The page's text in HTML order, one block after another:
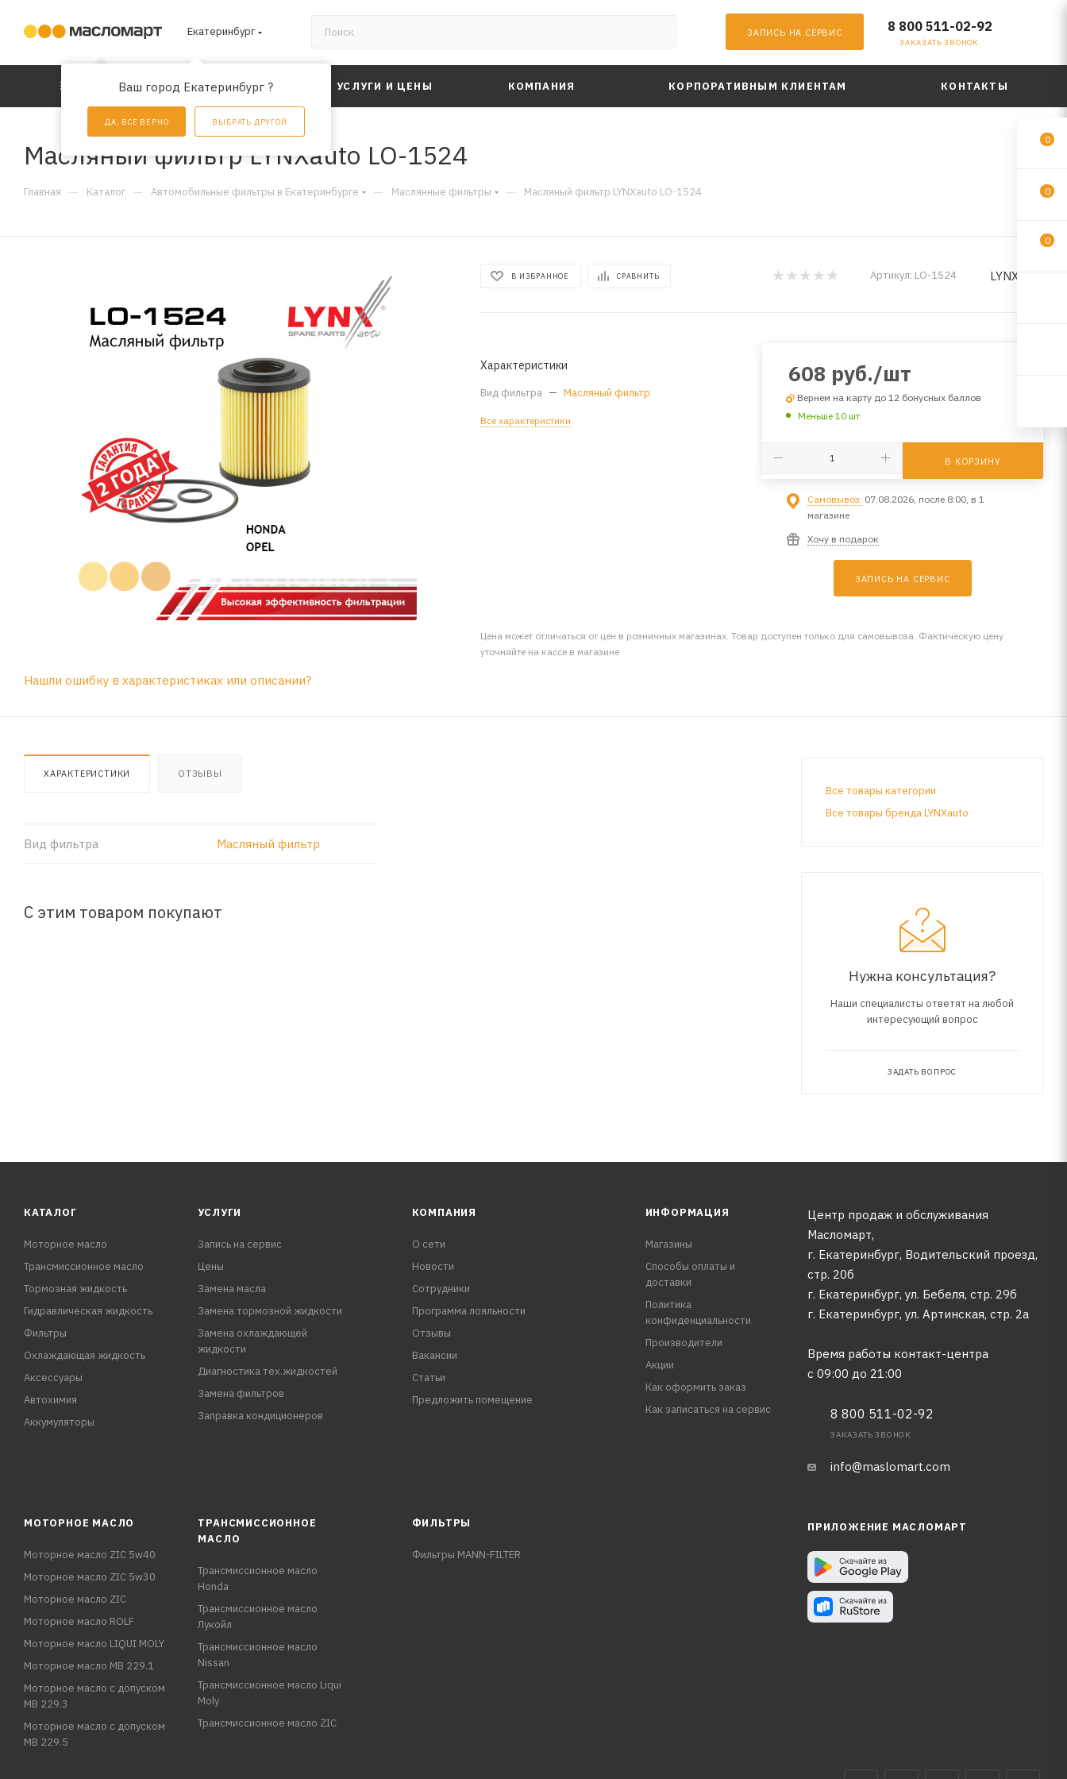
Екатеринбург
Ваш город Екатеринбург ?
ДА, ВСЕ ВЕРНО ВЫБРАТЬ ДРУГОЙ
ЗАПИСЬ НА СЕРВИС 8 800 511-02-92
ЗАКАЗАТЬ ЗВОНОК
КАТАЛОГ АКЦИИ УСЛУГИ И ЦЕНЫ КОМПАНИЯ КОРПОРАТИВНЫМ КЛИЕНТАМ КОНТАКТЫ
Масляный фильтр LYNXauto LO-1524
Главная — Каталог — Автомобильные фильтры в Екатеринбурге — Маслянные фильтры — Масляный фильтр LYNXauto LO-1524
В ИЗБРАННОЕ СРАВНИТЬ Артикул: LO-1524 LYNXauto
Характеристики
Вид фильтра — Масляный фильтр
Все характеристики
608 руб./шт
Вернем на карту до 12 бонусных баллов
Меньше 10 шт
В КОРЗИНУ
Самовывоз: 07.08.2026, после 8:00, в 1
магазине
Хочу в подарок
ЗАПИСЬ НА СЕРВИС
Цена может отличаться от цен в розничных магазинах. Товар доступен только для самовывоза. Фактическую цену
уточняйте на кассе в магазине
Нашли ошибку в характеристиках или описании?
ХАРАКТЕРИСТИКИ ОТЗЫВЫ
Вид фильтра Масляный фильтр
С этим товаром покупают
Все товары категории
Все товары бренда LYNXauto
Нужна консультация?
Наши специалисты ответят на любой
интересующий вопрос
ЗАДАТЬ ВОПРОС
КАТАЛОГ
Моторное масло
Трансмиссионное масло
Тормозная жидкость
Гидравлическая жидкость
Фильтры
Охлаждающая жидкость
Аксессуары
Автохимия
Аккумуляторы
УСЛУГИ
Запись на сервис
Цены
Замена масла
Замена тормозной жидкости
Замена охлаждающей
жидкости
Диагностика тех.жидкостей
Замена фильтров
Заправка кондиционеров
КОМПАНИЯ
О сети
Новости
Сотрудники
Программа лояльности
Отзывы
Вакансии
Статьи
Предложить помещение
ИНФОРМАЦИЯ
Магазины
Способы оплаты и
доставки
Политика
конфиденциальности
Производители
Акции
Как оформить заказ
Как записаться на сервис
Центр продаж и обслуживания
Масломарт,
г. Екатеринбург, Водительский проезд,
стр. 20б
г. Екатеринбург, ул. Бебеля, стр. 29б
г. Екатеринбург, ул. Артинская, стр. 2а
Время работы контакт-центра
с 09:00 до 21:00
8 800 511-02-92
ЗАКАЗАТЬ ЗВОНОК
info@maslomart.com
МОТОРНОЕ МАСЛО
Моторное масло ZIC 5w40
Моторное масло ZIC 5w30
Моторное масло ZIC
Моторное масло ROLF
Моторное масло LIQUI MOLY
Моторное масло MB 229.1
Моторное масло с допуском
MB 229.3
Моторное масло с допуском
MB 229.5
ТРАНСМИССИОННОЕ
МАСЛО
Трансмиссионное масло
Honda
Трансмиссионное масло
Лукойл
Трансмиссионное масло
Nissan
Трансмиссионное масло Liqui
Moly
Трансмиссионное масло ZIC
ФИЛЬТРЫ
Фильтры MANN-FILTER
ПРИЛОЖЕНИЕ МАСЛОМАРТ
0
0
0